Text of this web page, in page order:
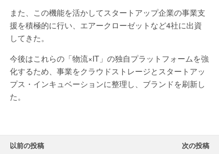
また、この機能を活かしてスタートアップ企業の事業支
援を積極的に行い、エアークローゼットなど4社に出資
してきた。
今後はこれらの「物流×IT」の独自プラットフォームを強
化するため、事業をクラウドストレージとスタートアッ
プス・インキュベーションに整理し、ブランドを刷新し
た。
以前の投稿 次の投稿